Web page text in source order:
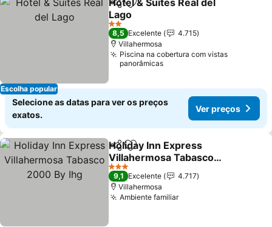
Escolha popular
PartilharAdicionar aos favoritos
Hotel & Suites Real del
Lago
Ver preços
2 Estrelas
8,5 Excelente
4.715
Villahermosa
Piscina na cobertura com vistas
panorâmicas
Selecione as datas para ver os preços
exatos.
Ver preços
PartilharAdicionar aos favoritos
Holiday Inn Express
Villahermosa Tabasco
2000 By Ihg
Ver preços
3 Estrelas
9,1 Excelente
4.717
Villahermosa
Ambiente familiarVer preços